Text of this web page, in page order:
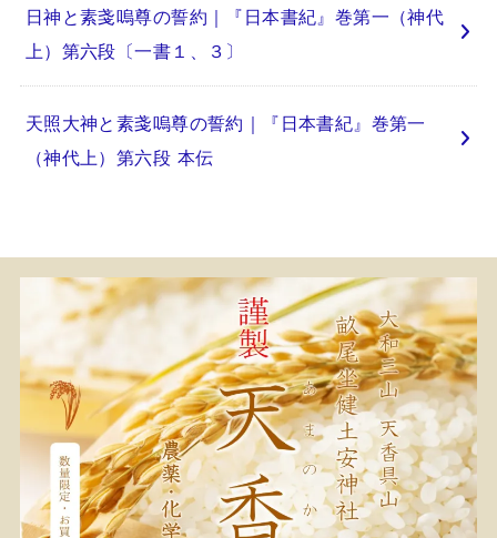
日神と素戔嗚尊の誓約｜『日本書紀』巻第一（神代
上）第六段〔一書１、３〕
天照大神と素戔嗚尊の誓約｜『日本書紀』巻第一
（神代上）第六段 本伝